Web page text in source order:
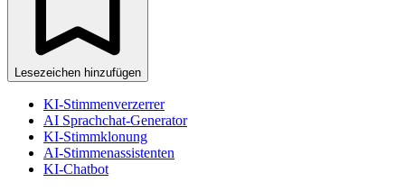
Lesezeichen hinzufügen
KI-Stimmenverzerrer
AI Sprachchat-Generator
KI-Stimmklonung
AI-Stimmenassistenten
KI-Chatbot